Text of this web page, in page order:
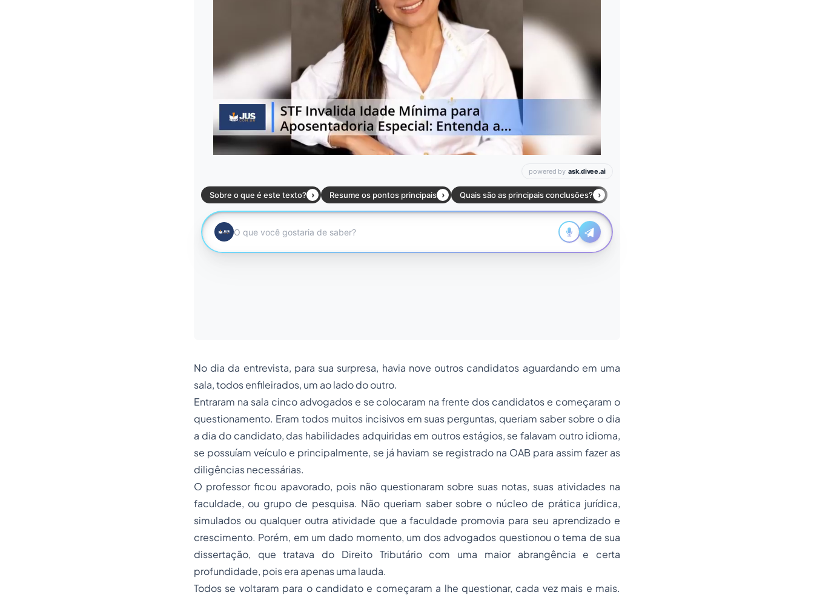
No dia da entrevista, para sua surpresa, havia nove outros candidatos aguardando em uma
sala, todos enfileirados, um ao lado do outro.
Entraram na sala cinco advogados e se colocaram na frente dos candidatos e começaram o
questionamento. Eram todos muitos incisivos em suas perguntas, queriam saber sobre o dia
a dia do candidato, das habilidades adquiridas em outros estágios, se falavam outro idioma,
se possuíam veículo e principalmente, se já haviam se registrado na OAB para assim fazer as
diligências necessárias.
O professor ficou apavorado, pois não questionaram sobre suas notas, suas atividades na
faculdade, ou grupo de pesquisa. Não queriam saber sobre o núcleo de prática jurídica,
simulados ou qualquer outra atividade que a faculdade promovia para seu aprendizado e
crescimento. Porém, em um dado momento, um dos advogados questionou o tema de sua
dissertação, que tratava do Direito Tributário com uma maior abrangência e certa
profundidade, pois era apenas uma lauda.
Todos se voltaram para o candidato e começaram a lhe questionar, cada vez mais e mais.